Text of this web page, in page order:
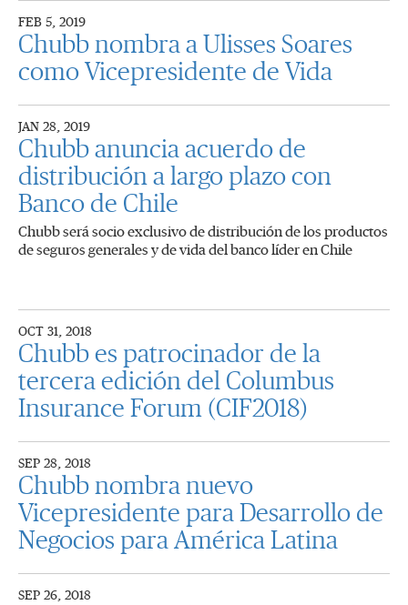
FEB 5, 2019
Chubb nombra a Ulisses Soares
como Vicepresidente de Vida
JAN 28, 2019
Chubb anuncia acuerdo de
distribución a largo plazo con
Banco de Chile
Chubb será socio exclusivo de distribución de los productos
de seguros generales y de vida del banco líder en Chile
OCT 31, 2018
Chubb es patrocinador de la
tercera edición del Columbus
Insurance Forum (CIF2018)
SEP 28, 2018
Chubb nombra nuevo
Vicepresidente para Desarrollo de
Negocios para América Latina
SEP 26, 2018